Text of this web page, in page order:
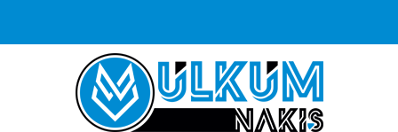
1000 TL ve üzeri siparişlerinizde ücretsiz kargoya ek
İndirimanında sepette!